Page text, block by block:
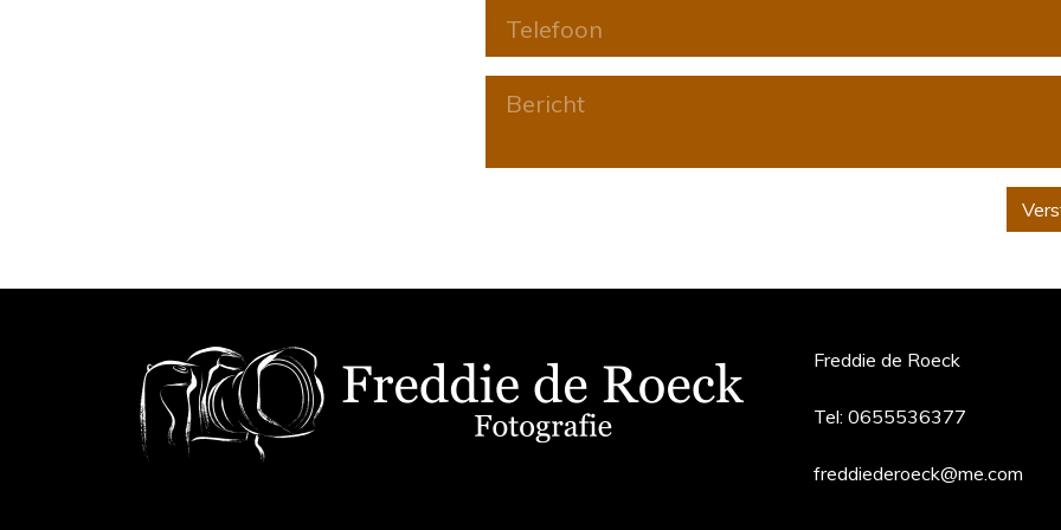
Freddie de Roeck
Tel: 0655536377
freddiederoeck@me.com